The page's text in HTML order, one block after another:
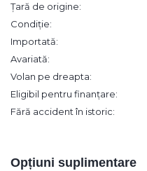
Țară de origine:
Condiție:
Importată:
Avariată:
Volan pe dreapta:
Eligibil pentru finanțare:
Fără accident în istoric:
Opțiuni suplimentare